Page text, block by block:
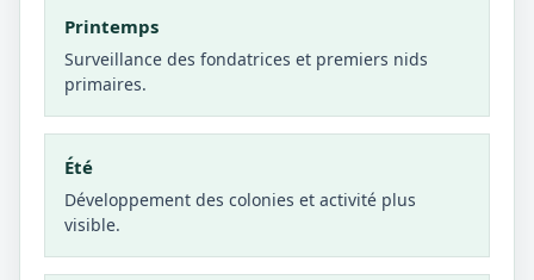
Printemps
Surveillance des fondatrices et premiers nids
primaires.
Été
Développement des colonies et activité plus
visible.